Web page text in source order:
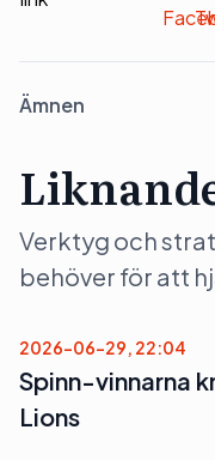
Ämnen
Verktyg och
behöver för att
2026-06-29, 22:04
Spinn-vinnarna
Lions